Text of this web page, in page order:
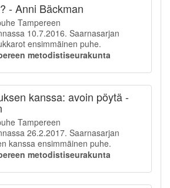
- Anni Bäckman
Tampereen
10.7.2016. Saarnasarjan
ensimmäinen puhe.
metodistiseurakunta
kanssa: avoin pöytä -
Tampereen
26.2.2017. Saarnasarjan
kanssa ensimmäinen puhe.
metodistiseurakunta